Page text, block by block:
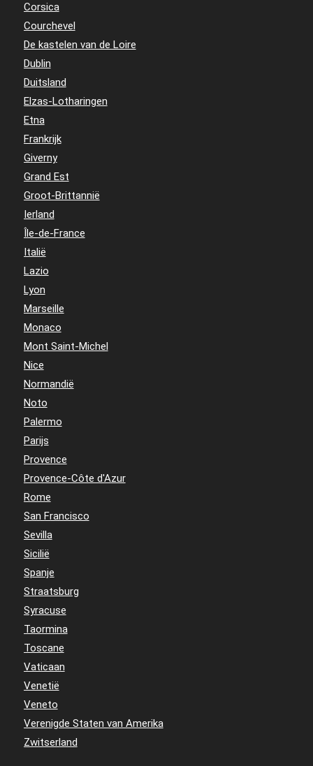
Corsica
Courchevel
De kastelen van de Loire
Dublin
Duitsland
Elzas-Lotharingen
Etna
Frankrijk
Giverny
Grand Est
Groot-Brittannië
Ierland
Île-de-France
Italië
Lazio
Lyon
Marseille
Monaco
Mont Saint-Michel
Nice
Normandië
Noto
Palermo
Parijs
Provence
Provence-Côte d'Azur
Rome
San Francisco
Sevilla
Sicilië
Spanje
Straatsburg
Syracuse
Taormina
Toscane
Vaticaan
Venetië
Veneto
Verenigde Staten van Amerika
Zwitserland